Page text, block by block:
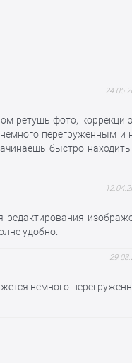
немного
редактирования
удобно.
ретушь фото,
перегруженным и
быстро